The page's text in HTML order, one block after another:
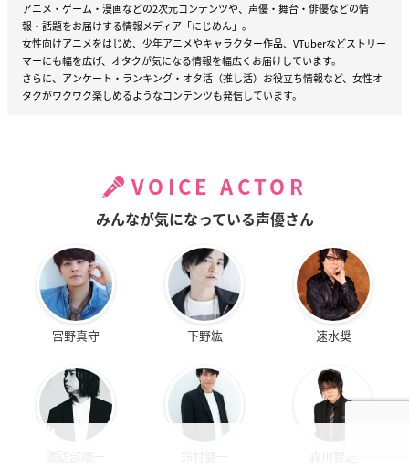
アニメ・ゲーム・漫画などの2次元コンテンツや、声優・舞台・俳優などの情
報・話題をお届けする情報メディア「にじめん」。
女性向けアニメをはじめ、少年アニメやキャラクター作品、VTuberなどストリー
マーにも幅を広げ、オタクが気になる情報を幅広くお届けしています。
さらに、アンケート・ランキング・オタ活（推し活）お役立ち情報など、女性オ
タクがワクワク楽しめるようなコンテンツも発信しています。
VOICE ACTOR
みんなが気になっている声優さん
宮野真守 下野紘 速水奨